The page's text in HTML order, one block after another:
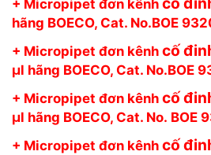
+ Micropipet đơn kênh
hãng BOECO, Cat. No.BOE
+ Micropipet đơn kênh cố
µl hãng BOECO, Cat. No.BOE
+ Micropipet đơn kênh cố
µl hãng BOECO, Cat. No. BOE
+ Micropipet đơn kênh cố